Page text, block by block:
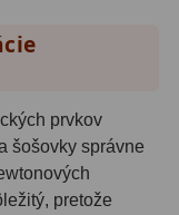
prvkov
šošovky správne
pretože